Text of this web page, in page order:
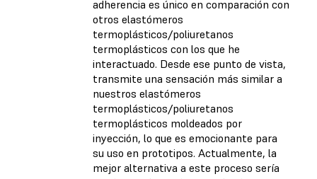
adherencia es único en comparación con
otros elastómeros
termoplásticos/poliuretanos
termoplásticos con los que he
interactuado. Desde ese punto de vista,
transmite una sensación más similar a
nuestros elastómeros
termoplásticos/poliuretanos
termoplásticos moldeados por
inyección, lo que es emocionante para
su uso en prototipos. Actualmente, la
mejor alternativa a este proceso sería